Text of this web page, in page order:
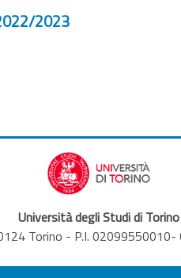
2023
Università degli Studi di Torino
Torino - P.I. 02099550010-